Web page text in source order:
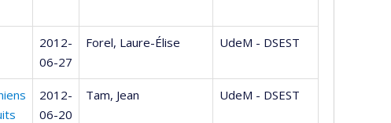
2012-
06-27
Forel, Laure-Élise UdeM - DSEST
2012-
06-20
Tam, Jean UdeM - DSEST